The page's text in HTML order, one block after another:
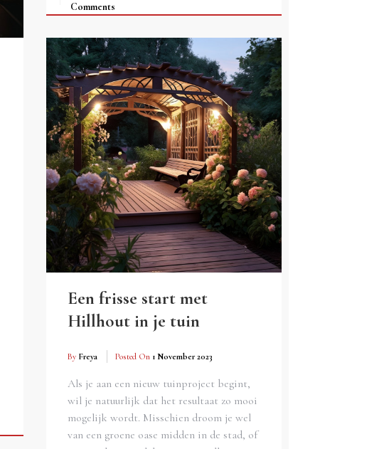
Comments
Een frisse start met
Hillhout in je tuin
By Freya Posted On 1 November 2023
Als je aan een nieuw tuinproject begint,
wil je natuurlijk dat het resultaat zo mooi
mogelijk wordt. Misschien droom je wel
van een groene oase midden in de stad, of